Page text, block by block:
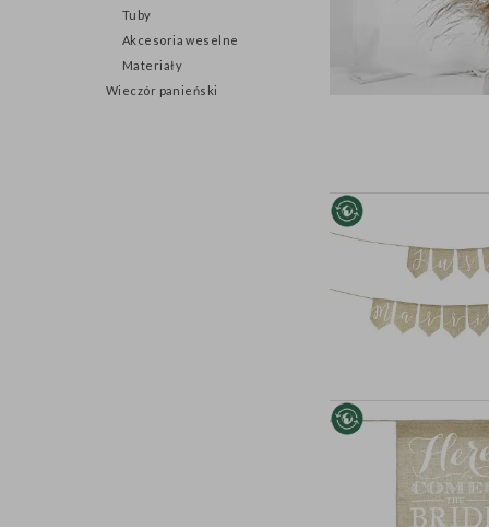
Tuby
Akcesoria weselne
Materiały
Wieczór panieński